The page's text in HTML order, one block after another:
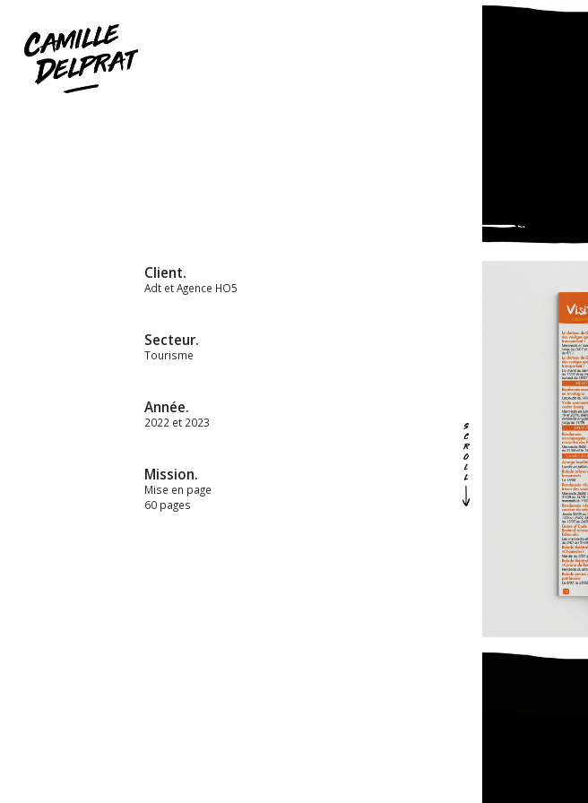
Client.
Adt et Agence HO5
Secteur.
Tourisme
Année.
2022 et 2023
Mission.
Mise en page
60 pages